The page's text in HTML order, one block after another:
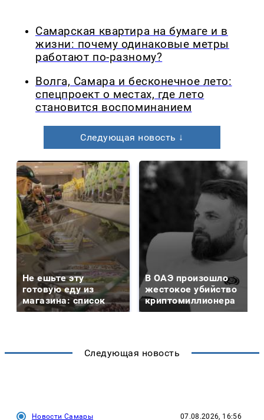
Самарская квартира на бумаге и в
жизни: почему одинаковые метры
работают по-разному?
Волга, Самара и бесконечное лето:
спецпроект о местах, где лето
становится воспоминанием
Следующая новость ↓
Не ешьте эту
готовую еду из
магазина: список
В ОАЭ произошло
жестокое убийство
криптомиллионера
Следующая новость
Новости Самары 07.08.2026, 16:56